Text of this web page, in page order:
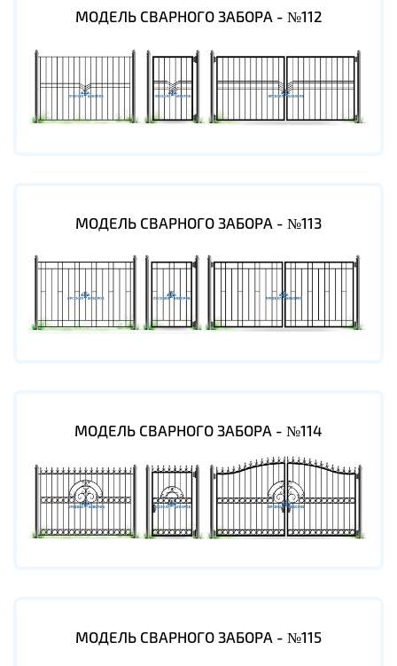
МОДЕЛЬ СВАРНОГО ЗАБОРА - №112
МОДЕЛЬ СВАРНОГО ЗАБОРА - №113
МОДЕЛЬ СВАРНОГО ЗАБОРА - №114
МОДЕЛЬ СВАРНОГО ЗАБОРА - №115